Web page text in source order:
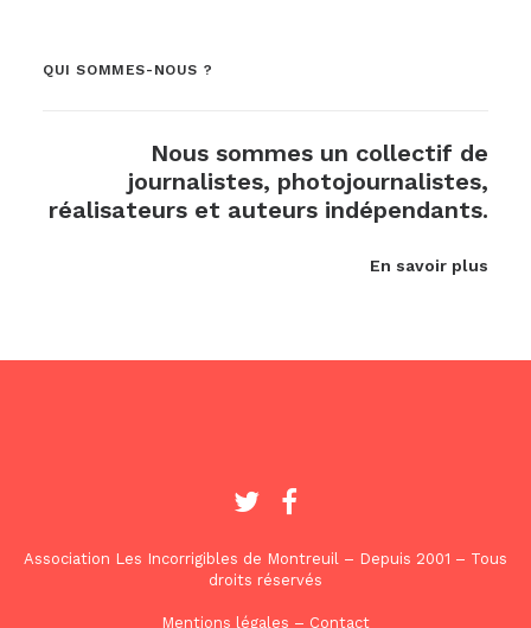
QUI SOMMES-NOUS ?
Nous sommes un collectif de
journalistes, photojournalistes,
réalisateurs et auteurs indépendants.
En savoir plus
Association Les Incorrigibles de Montreuil – Depuis 2001 – Tous
droits réservés
Mentions légales – Contact